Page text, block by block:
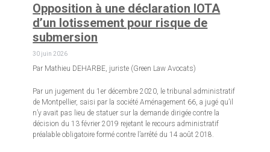
Opposition à une déclaration IOTA
d’un lotissement pour risque de
submersion
30 juin 2026
Par Mathieu DEHARBE, juriste (Green Law Avocats)
Par un jugement du 1er décembre 2020, le tribunal administratif
de Montpellier, saisi par la société Aménagement 66, a jugé qu’il
n’y avait pas lieu de statuer sur la demande dirigée contre la
décision du 13 février 2019 rejetant le recours administratif
préalable obligatoire formé contre l’arrêté du 14 août 2018.